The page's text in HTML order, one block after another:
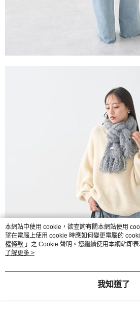
本網站中使用 cookie，欲查詢有關本網站使用
望在電腦上使用 cookie 時應如何變更電腦的
權條款 」之 Cookie 聲明。您繼續使用本網站即
用條款之 Cookie 聲明使用 cookie。
了解更多 >
我知道了